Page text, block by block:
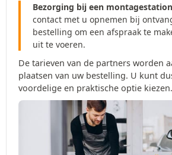
Bezorging bij een
contact met u opnemen bij
bestelling om een afspraak te
uit te voeren.
De tarieven van de partners worden
plaatsen van uw bestelling. U kunt
voordelige en praktische optie kiezen.